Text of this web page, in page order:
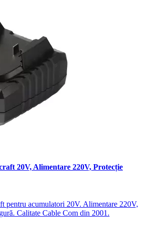
20V, Alimentare 220V, Protecție
pentru acumulatori 20V. Alimentare 220V,
Calitate Cable Com din 2001.